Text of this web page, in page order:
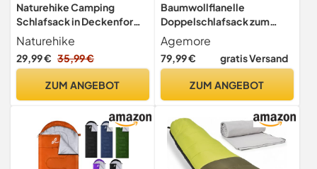
Naturehike Camping
Schlafsack in Deckenform
mit Kapuze
Naturehike
29,99 € 35,99 €
ZUM ANGEBOT
Baumwollflanelle
Doppelschlafsack zum
Camping, Wandern oder
Wandern. Queen Size 2
Person wasserdicht
oder Jugendliche. Leichter
Agemore
79,99 € gratis Versand
ZUM ANGEBOT